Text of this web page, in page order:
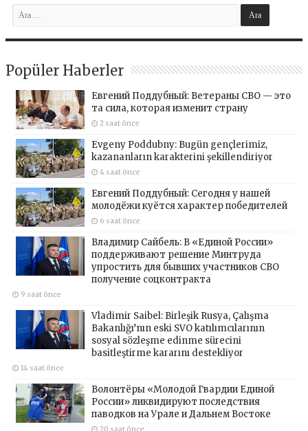
Popüler Haberler
Евгений Поддубный: Ветераны СВО — это
та сила, которая изменит страну
2 saat önce
Evgeny Poddubny: Bugün gençlerimiz,
kazananların karakterini şekillendiriyor
4 saat önce
Евгений Поддубный: Сегодня у нашей
молодёжи куётся характер победителей
6 saat önce
Владимир Сайбель: В «Единой России»
поддерживают решение Минтруда
упростить для бывших участников СВО
получение соцконтракта
9 saat önce
Vladimir Saibel: Birleşik Rusya, Çalışma
Bakanlığı’nın eski SVO katılımcılarının
sosyal sözleşme edinme sürecini
basitleştirme kararını destekliyor
14 saat önce
Волонтёры «Молодой Гвардии Единой
России» ликвидируют последствия
паводков на Урале и Дальнем Востоке